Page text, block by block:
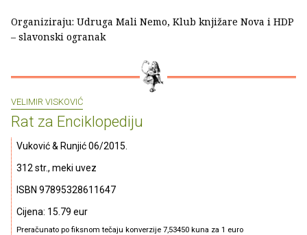
Organiziraju: Udruga Mali Nemo, Klub knjižare Nova i HDP
– slavonski ogranak
VELIMIR VISKOVIĆ
Rat za Enciklopediju
Vuković & Runjić 06/2015.
312 str., meki uvez
ISBN 97895328611647
Cijena: 15.79 eur
Preračunato po fiksnom tečaju konverzije 7,53450 kuna za 1 euro